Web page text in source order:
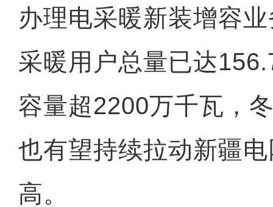
办理电采暖新装增容
采暖用户总量已达
容量超2200万千瓦，
也有望持续拉动新疆
高。